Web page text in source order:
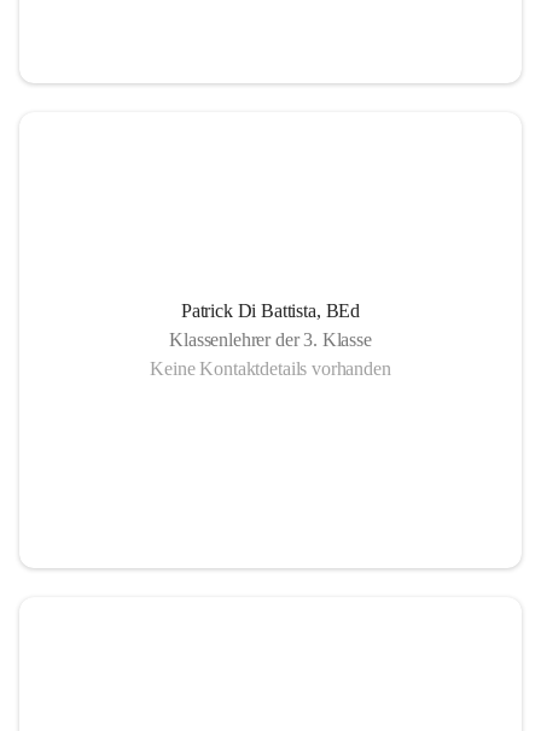
Patrick Di Battista, BEd
Klassenlehrer der 3. Klasse
Keine Kontaktdetails vorhanden